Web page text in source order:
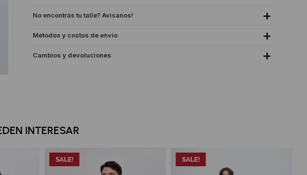
No encontrás tu talle? Avisanos!
Métodos y costos de envío
Cambios y devoluciones
INTERESAR